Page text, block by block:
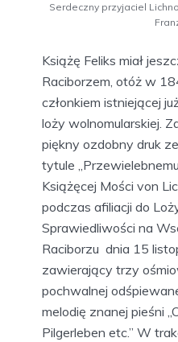
Serdeczny przyjaciel
Książę Feliks miał
Raciborzem, otóż w
członkiem istniejącej
loży wolnomularskiej.
piękny ozdobny druk
tytule
Książęcej Mości von
podczas afiliacji do
Sprawiedliwości na
Raciborzu dnia 15
zawierający trzy
pochwalnej
melodię znanej pieśni
Pilgerleben etc.” W